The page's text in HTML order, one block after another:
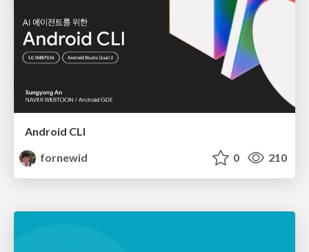
Android CLI
fornewid
0 210